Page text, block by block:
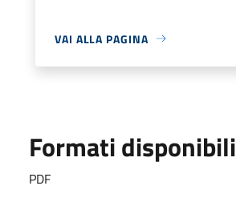
VAI ALLA PAGINA
Formati disponibili
PDF